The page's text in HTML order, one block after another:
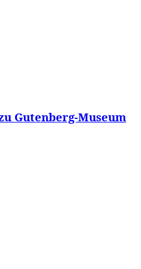
Gutenberg-Museum